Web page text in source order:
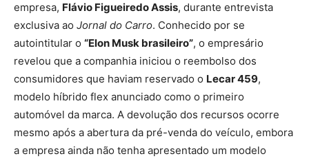
empresa, Flávio Figueiredo Assis, durante entrevista
exclusiva ao Jornal do Carro. Conhecido por se
autointitular o “Elon Musk brasileiro”, o empresário
revelou que a companhia iniciou o reembolso dos
consumidores que haviam reservado o Lecar 459,
modelo híbrido flex anunciado como o primeiro
automóvel da marca. A devolução dos recursos ocorre
mesmo após a abertura da pré-venda do veículo, embora
a empresa ainda não tenha apresentado um modelo